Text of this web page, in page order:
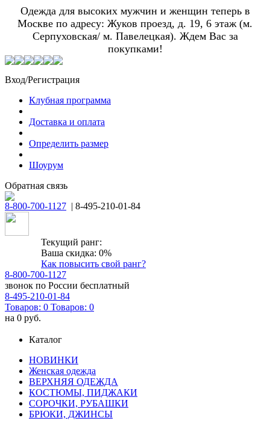
Одежда для высоких мужчин и женщин теперь в
Москве по адресу: Жуков проезд, д. 19, 6 этаж (м.
Серпуховская/ м. Павелецкая). Ждем Вас за
покупками!
Вход/Регистрация
Клубная программа
Доставка и оплата
Определить размер
Шоурум
Обратная связь
8-800-700-1127 | 8-495-210-01-84
Текущий ранг:
Ваша скидка: 0%
Как повысить свой ранг?
8-800-700-1127
звонок по России бесплатный
8-495-210-01-84
Товаров: 0 Товаров: 0
на 0 руб.
Каталог
НОВИНКИ
Женская одежда
ВЕРХНЯЯ ОДЕЖДА
КОСТЮМЫ, ПИДЖАКИ
СОРОЧКИ, РУБАШКИ
БРЮКИ, ДЖИНСЫ